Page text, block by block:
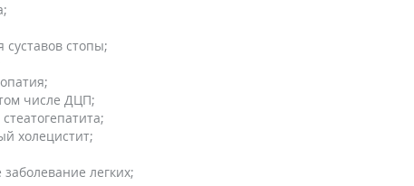
стопы;
числе ДЦП;
холецистит;
легких;